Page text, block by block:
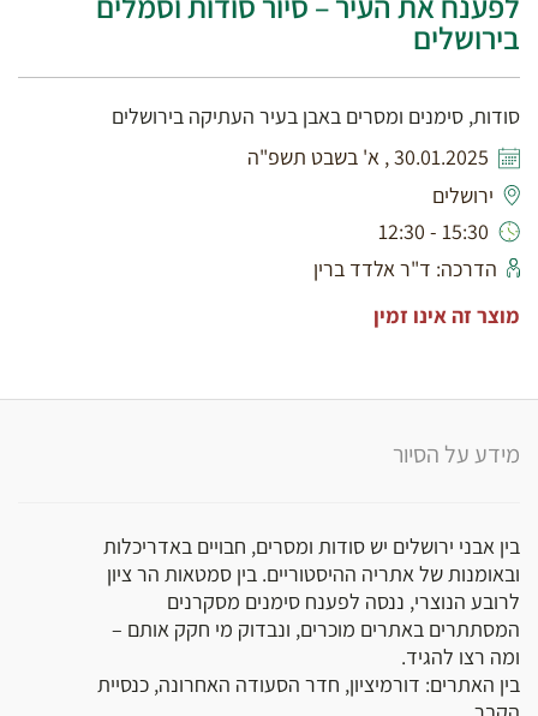
בירושלים
סודות, סימנים ומסרים באבן בעיר העתיקה בירושלים
30.01.2025 , א' בשבט תשפ"ה
ירושלים
15:30 - 12:30
הדרכה: ד"ר אלדד ברין
מוצר זה אינו זמין
מידע על הסיור
בין אבני ירושלים יש סודות ומסרים, חבויים באדריכלות
ובאומנות של אתריה ההיסטוריים. בין סמטאות הר ציון
לרובע הנוצרי, ננסה לפענח סימנים מסקרנים
המסתתרים באתרים מוכרים, ונבדוק מי חקק אותם –
ומה רצו להגיד.
בין האתרים: דורמיציון, חדר הסעודה האחרונה, כנסיית